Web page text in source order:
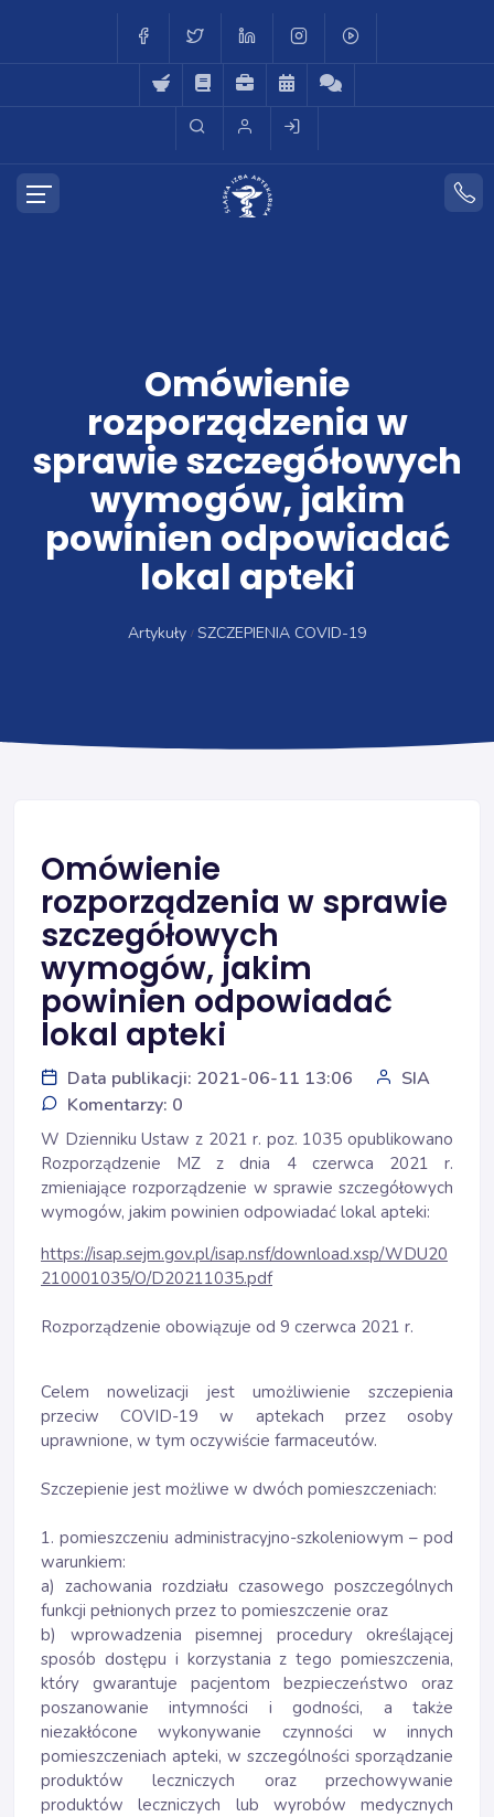
Omówienie
rozporządzenia w
sprawie szczegółowych
wymogów, jakim
powinien odpowiadać
lokal apteki
Artykuły SZCZEPIENIA COVID-19
Omówienie
rozporządzenia w sprawie
szczegółowych
wymogów, jakim
powinien odpowiadać
lokal apteki
Data publikacji: 2021-06-11 13:06
SIA
Komentarzy: 0
W Dzienniku Ustaw z 2021 r. poz. 1035 opublikowano
Rozporządzenie MZ z dnia 4 czerwca 2021 r.
zmieniające rozporządzenie w sprawie szczegółowych
wymogów, jakim powinien odpowiadać lokal apteki:
https://isap.sejm.gov.pl/isap.nsf/download.xsp/WDU20
210001035/O/D20211035.pdf
Rozporządzenie obowiązuje od 9 czerwca 2021 r.
Celem nowelizacji jest umożliwienie szczepienia
przeciw COVID-19 w aptekach przez osoby
uprawnione, w tym oczywiście farmaceutów.
Szczepienie jest możliwe w dwóch pomieszczeniach:
1. pomieszczeniu administracyjno-szkoleniowym – pod
warunkiem:
a) zachowania rozdziału czasowego poszczególnych
funkcji pełnionych przez to pomieszczenie oraz
b) wprowadzenia pisemnej procedury określającej
sposób dostępu i korzystania z tego pomieszczenia,
który gwarantuje pacjentom bezpieczeństwo oraz
poszanowanie intymności i godności, a także
niezakłócone wykonywanie czynności w innych
pomieszczeniach apteki, w szczególności sporządzanie
produktów leczniczych oraz przechowywanie
produktów leczniczych lub wyrobów medycznych